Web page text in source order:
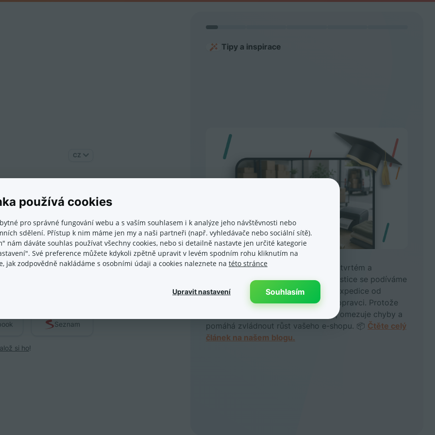
CZ
Seznam
si ho!
Tipy a inspirace
07.08.
Objednávka dorazila. A co teď? Ve čtvrtém a
závěrečném dílu série věnované logistice se podíváme
na to, jak nastavit efektivní proces expedice od
objednávky až po předání zásilky dopravci. Protože
dobře zvládnutá expedice šetří čas, omezuje chyby a
pomáhá zvládnout růst vašeho e-shopu. 📦 Čtěte celý
článek na našem blogu.
používá cookies
pro správné fungování webu a s vaším souhlasem i k analýze jeho návštěvnosti nebo
sdělení. Přístup k nim máme jen my a naši partneři (např. vyhledávače nebo sociální sítě).
nám dáváte souhlas používat všechny cookies, nebo si detailně nastavte jen určité kategorie
Své preference můžete kdykoli zpětně upravit v levém spodním rohu kliknutím na
jak zodpovědně nakládáme s osobními údaji a cookies naleznete na této stránce
Souhlasím
Upravit nastavení